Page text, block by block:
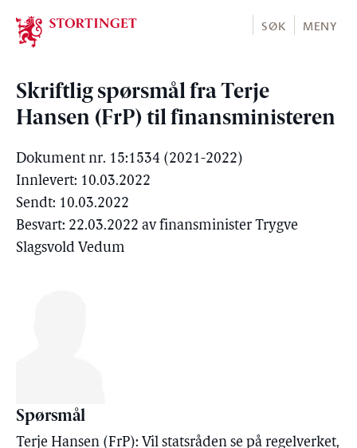
Stortinget.no
SØK MENY
Skriftlig spørsmål fra Terje
Hansen (FrP) til finansministeren
Dokument nr. 15:1534 (2021-2022)
Innlevert: 10.03.2022
Sendt: 10.03.2022
Besvart: 22.03.2022 av finansminister Trygve
Slagsvold Vedum
Spørsmål
Terje Hansen (FrP): Vil statsråden se på regelverket,